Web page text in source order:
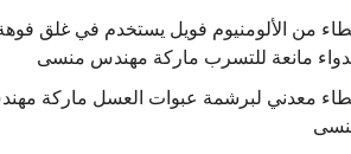
من الألومنيوم فويل يستخدم في غلق
مانعة للتسرب ماركة مهندس منسى
معدني لبرشمة عبوات العسل ماركة